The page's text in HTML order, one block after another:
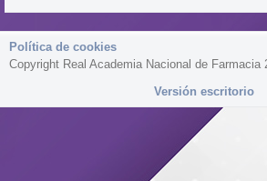
Política de cookies
Copyright Real Academia Nacional de Farmacia
Versión escritorio